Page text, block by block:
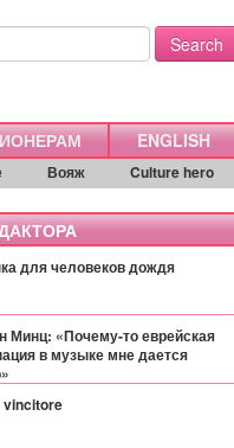
Search
ENGLISH
Вояж Culture hero
для человеков дождя
Минц: «Почему-то еврейская
в музыке мне дается